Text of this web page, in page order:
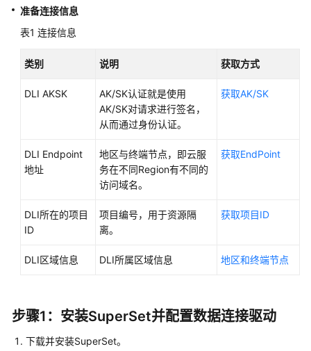
门
用
户
指
实
践
佳
内
DLI
准备连接信息
表1 连接信息
类别 说明 获取方式
DLI AKSK
AK/SK认证就是使用
AK/SK对请求进行签名，
从而通过身份认证。
获取AK/SK
DLI Endpoint
地址
地区与终端节点，即云服
务在不同Region有不同的
访问域名。
获取EndPoint
DLI所在的项目
ID
项目编号，用于资源隔
离。
获取项目ID
DLI区域信息 DLI所属区域信息 地区和终端节点
步骤1：安装SuperSet并配置数据连接驱动
下载并安装SuperSet。